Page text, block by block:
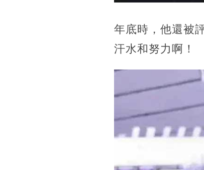
年底時，他還被
汗水和努力啊！